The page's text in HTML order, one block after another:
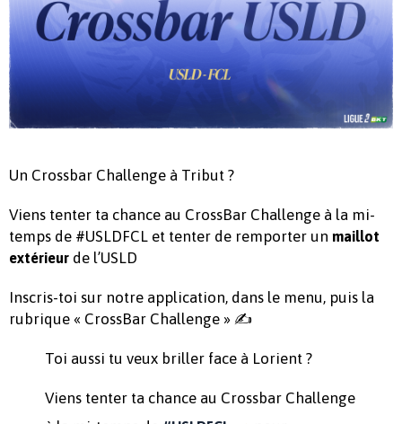
Un Crossbar Challenge à Tribut ?
Viens tenter ta chance au CrossBar Challenge à la mi-
temps de #USLDFCL et tenter de remporter un maillot
extérieur de l’USLD
Inscris-toi sur notre application, dans le menu, puis la
rubrique « CrossBar Challenge » ✍️
Toi aussi tu veux briller face à Lorient ?
Viens tenter ta chance au Crossbar Challenge